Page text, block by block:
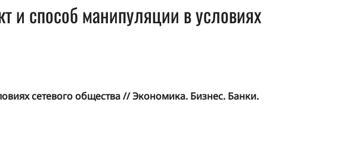
и способ манипуляции в условиях
сетевого общества // Экономика. Бизнес. Банки.